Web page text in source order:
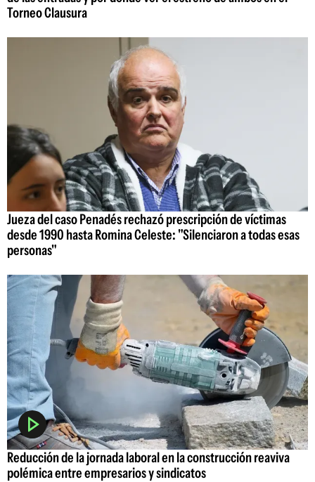
Torneo Clausura
Jueza del caso Penadés rechazó prescripción de víctimas
desde 1990 hasta Romina Celeste: "Silenciaron a todas esas
personas"
Reducción de la jornada laboral en la construcción reaviva
polémica entre empresarios y sindicatos